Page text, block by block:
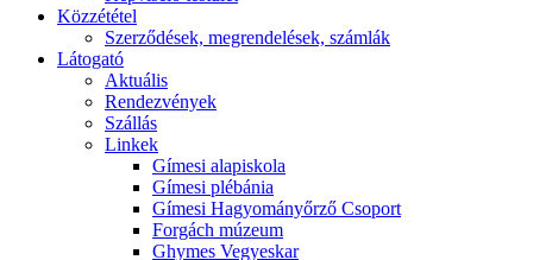
Közzététel
Szerződések, megrendelések, számlák
Látogató
Aktuális
Rendezvények
Szállás
Linkek
Gímesi alapiskola
Gímesi plébánia
Gímesi Hagyományőrző Csoport
Forgách múzeum
Ghymes Vegyeskar